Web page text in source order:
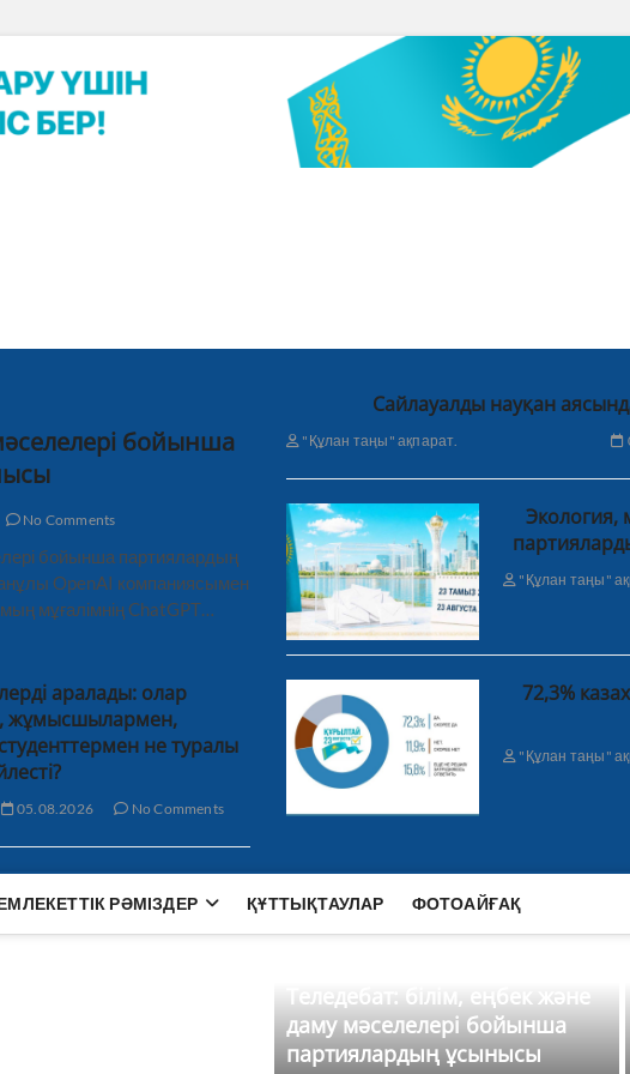
бойынша
No Comments
бойынша партиялардың
OpenAI компаниясымен
мұғалімнің ChatGPT…
Сайлауалды науқан
"Құлан таңы" ақпарат.
Экология,
"Құлан таңы"
аралады: олар
жұмысшылармен,
не туралы
05.08.2026 No Comments
72,3%
"Құлан таңы"
РӘМІЗДЕР ҚҰТТЫҚТАУЛАР ФОТОАЙҒАҚ
Теледебат: білім, еңбек және
даму мәселелері бойынша
партиялардың ұсынысы